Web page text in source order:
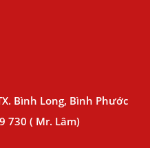
Bình Long, Bình Phước
730 ( Mr. Lâm)